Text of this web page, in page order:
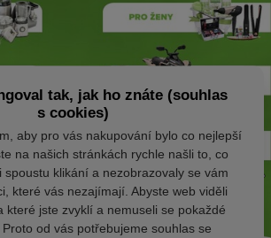
tak, jak ho znáte (souhlas
s cookies)
aby pro vás nakupování bylo co nejlepší
na našich stránkách rychle našli to, co
spoustu klikání a nezobrazovaly se vám
které vás nezajímají. Abyste web viděli
které jste zvyklí a nemuseli se pokaždé
od vás potřebujeme souhlas se